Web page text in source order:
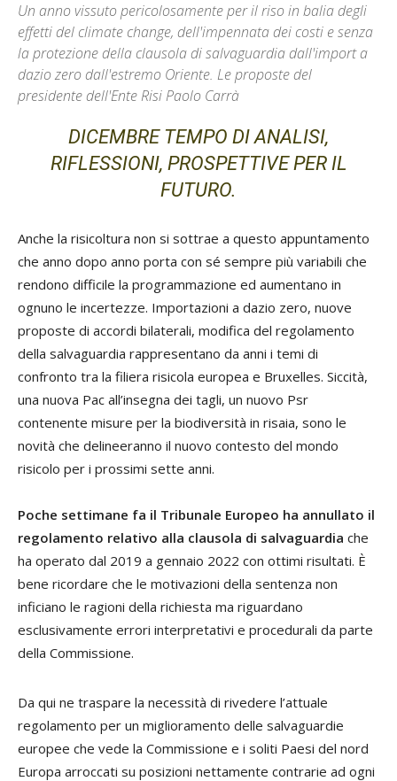
Un anno vissuto pericolosamente per il riso in balia degli
effetti del climate change, dell'impennata dei costi e senza
la protezione della clausola di salvaguardia dall'import a
dazio zero dall'estremo Oriente. Le proposte del
presidente dell'Ente Risi Paolo Carrà
DICEMBRE TEMPO DI ANALISI,
RIFLESSIONI, PROSPETTIVE PER IL
FUTURO.
Anche la risicoltura non si sottrae a questo appuntamento
che anno dopo anno porta con sé sempre più variabili che
rendono difficile la programmazione ed aumentano in
ognuno le incertezze. Importazioni a dazio zero, nuove
proposte di accordi bilaterali, modifica del regolamento
della salvaguardia rappresentano da anni i temi di
confronto tra la filiera risicola europea e Bruxelles. Siccità,
una nuova Pac all’insegna dei tagli, un nuovo Psr
contenente misure per la biodiversità in risaia, sono le
novità che delineeranno il nuovo contesto del mondo
risicolo per i prossimi sette anni.
Poche settimane fa il Tribunale Europeo ha annullato il
regolamento relativo alla clausola di salvaguardia che
ha operato dal 2019 a gennaio 2022 con ottimi risultati. È
bene ricordare che le motivazioni della sentenza non
inficiano le ragioni della richiesta ma riguardano
esclusivamente errori interpretativi e procedurali da parte
della Commissione.
Da qui ne traspare la necessità di rivedere l’attuale
regolamento per un miglioramento delle salvaguardie
europee che vede la Commissione e i soliti Paesi del nord
Europa arroccati su posizioni nettamente contrarie ad ogni